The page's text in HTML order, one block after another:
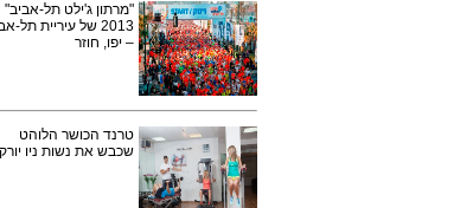
"מרתון ג'ילט תל-אביב"
2013 של עיריית תל-
– יפו, חוזר
טרנד הכושר הלוהט
שכבש את נשות ניו יורק